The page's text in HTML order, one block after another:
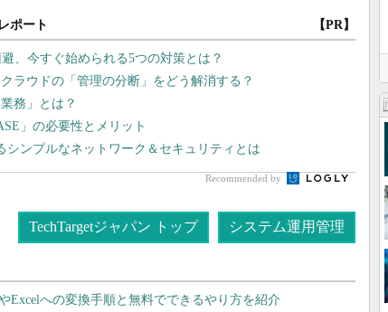
ポート 【PR】
、今すぐ始められる5つの対策とは？
ラウドの「管理の分断」をどう解消する？
務」とは？
」の必要性とメリット
ンプルなネットワーク＆セキュリティとは
Recommended by
TechTargetジャパン トップ システム運用管理
Excelへの変換手順と無料でできるやり方を紹介